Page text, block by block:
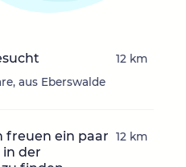
aus Eberswalde
12 km
freuen ein paar
der
12 km